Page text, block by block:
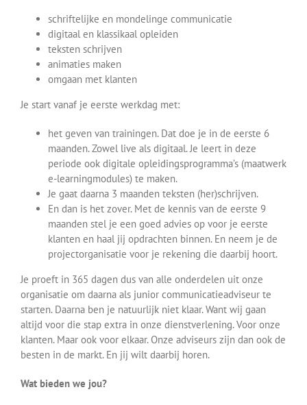
schriftelijke en mondelinge communicatie
digitaal en klassikaal opleiden
teksten schrijven
animaties maken
omgaan met klanten
Je start vanaf je eerste werkdag met:
het geven van trainingen. Dat doe je in de eerste 6
maanden. Zowel live als digitaal. Je leert in deze
periode ook digitale opleidingsprogramma’s (maatwerk
e-learningmodules) te maken.
Je gaat daarna 3 maanden teksten (her)schrijven.
En dan is het zover. Met de kennis van de eerste 9
maanden stel je een goed advies op voor je eerste
klanten en haal jij opdrachten binnen. En neem je de
projectorganisatie voor je rekening die daarbij hoort.
Je proeft in 365 dagen dus van alle onderdelen uit onze
organisatie om daarna als junior communicatieadviseur te
starten. Daarna ben je natuurlijk niet klaar. Want wij gaan
altijd voor die stap extra in onze dienstverlening. Voor onze
klanten. Maar ook voor elkaar. Onze adviseurs zijn dan ook de
besten in de markt. En jij wilt daarbij horen.
Wat bieden we jou?